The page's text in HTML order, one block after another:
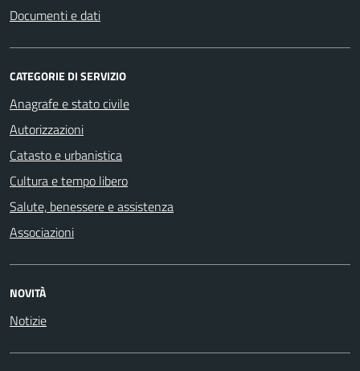
Documenti e dati
CATEGORIE DI SERVIZIO
Anagrafe e stato civile
Autorizzazioni
Catasto e urbanistica
Cultura e tempo libero
Salute, benessere e assistenza
Associazioni
NOVITÀ
Notizie